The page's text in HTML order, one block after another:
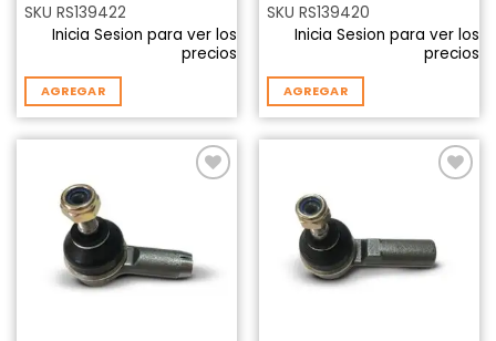
SKU RS139422
Inicia Sesion para ver los
precios
AGREGAR
SKU RS139420
Inicia Sesion para ver los
precios
AGREGAR
deseos